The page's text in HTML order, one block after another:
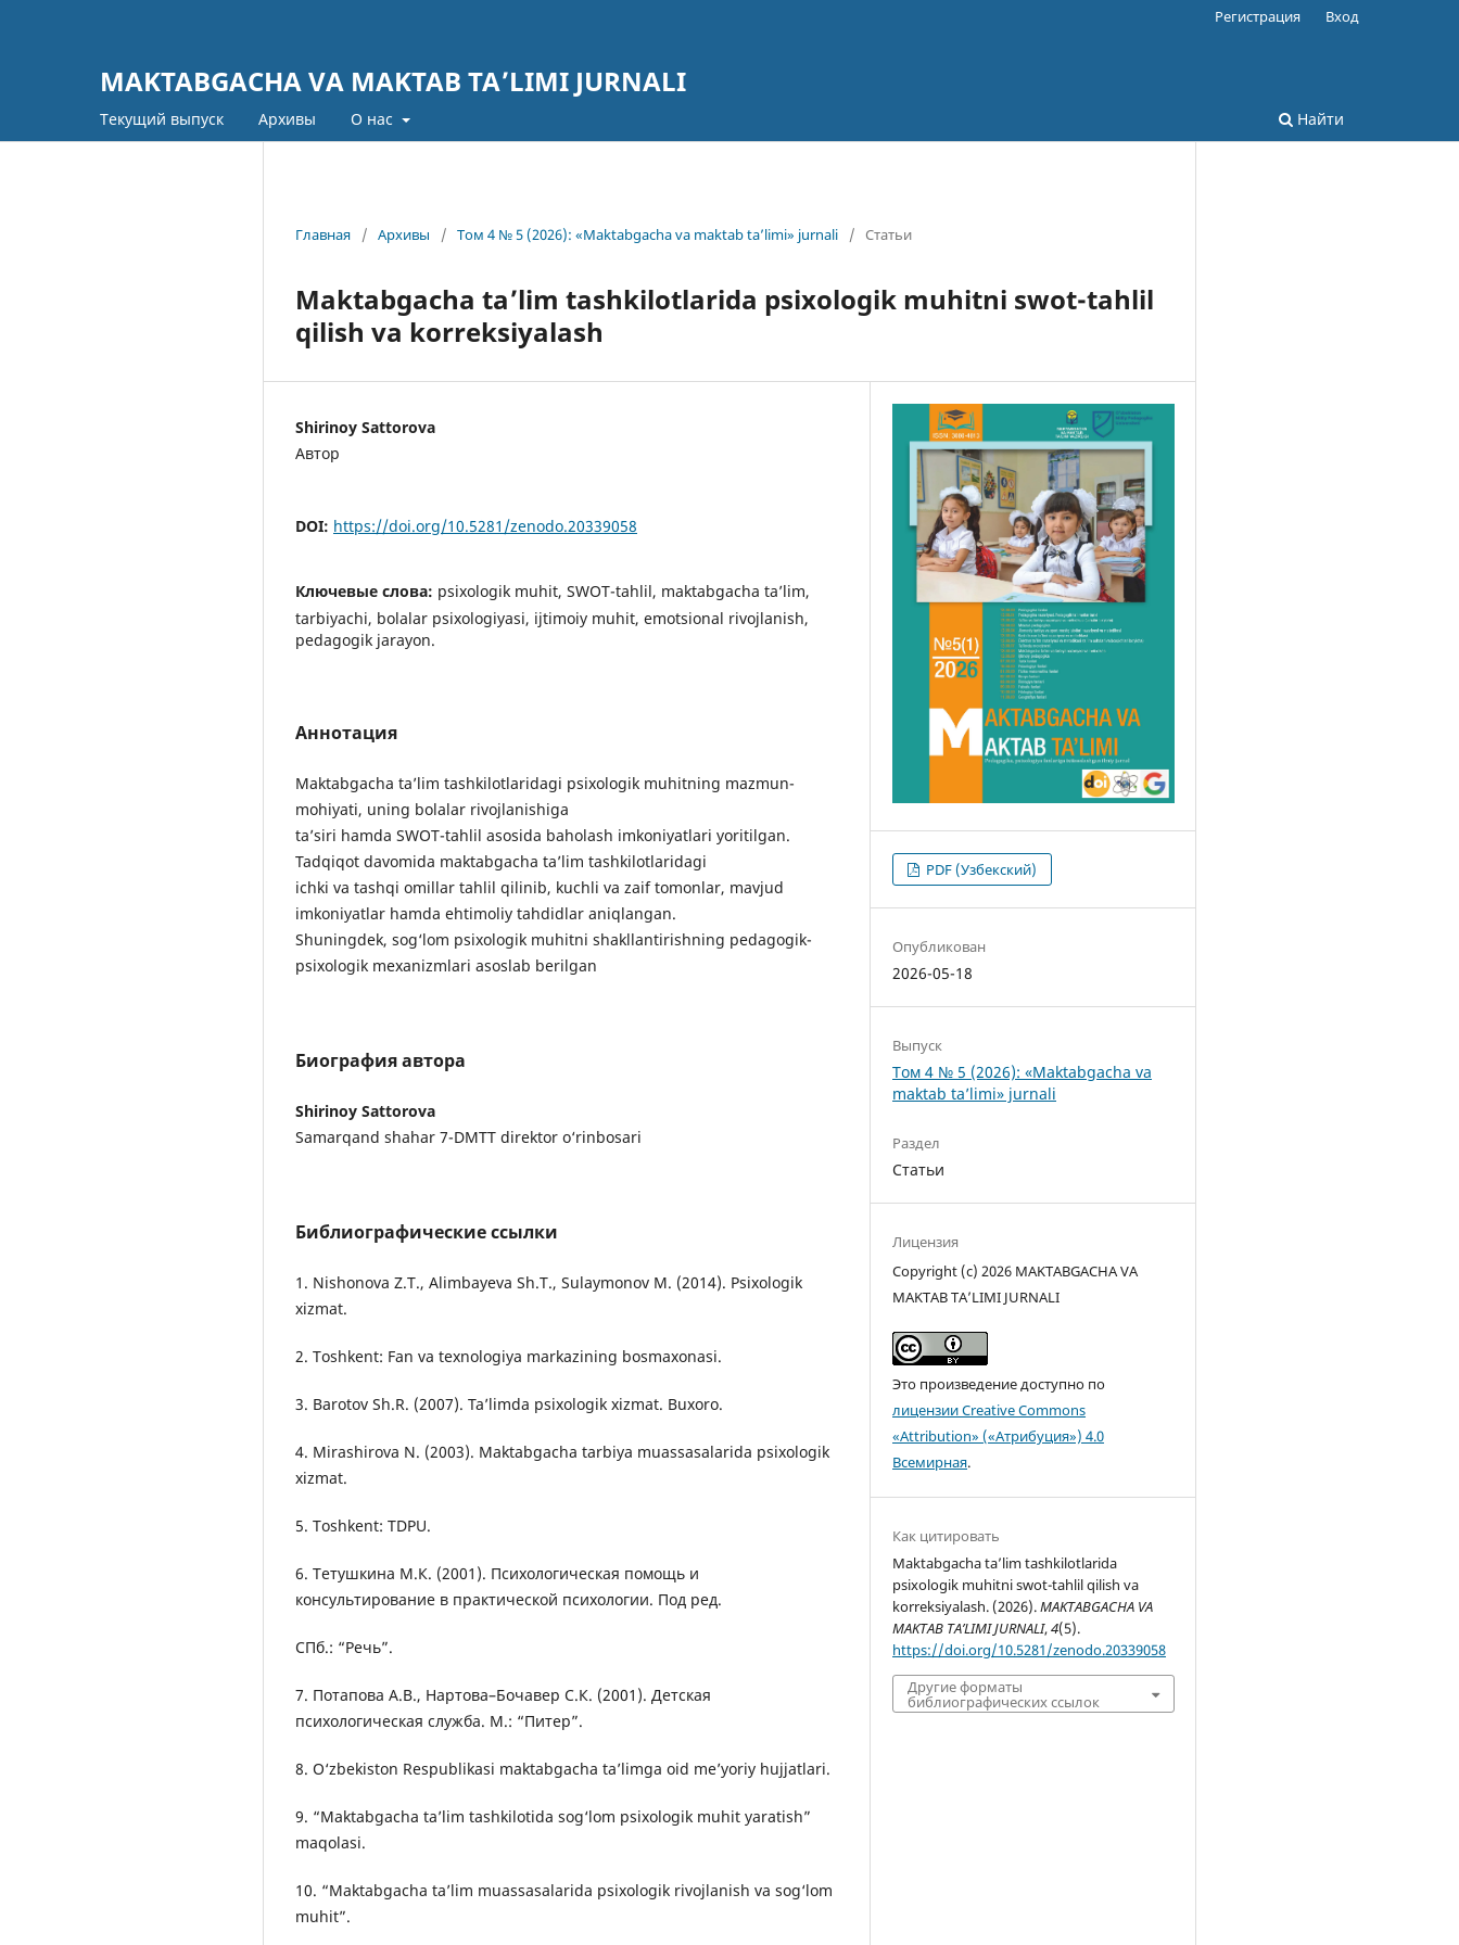
MAKTABGACHA VA MAKTAB TA’LIMI JURNALI
Текущий выпуск Архивы О нас Найти
Регистрация Вход
Главная / Архивы / Том 4 № 5 (2026): «Maktabgacha va maktab ta’limi» jurnali / Статьи
Maktabgacha ta’lim tashkilotlarida psixologik muhitni swot-tahlil
qilish va korreksiyalash
Shirinoy Sattorova
Автор
DOI: https://doi.org/10.5281/zenodo.20339058
Ключевые слова: psixologik muhit, SWOT-tahlil, maktabgacha ta’lim,
tarbiyachi, bolalar psixologiyasi, ijtimoiy muhit, emotsional rivojlanish,
pedagogik jarayon.
Аннотация
Maktabgacha ta’lim tashkilotlaridagi psixologik muhitning mazmun-
mohiyati, uning bolalar rivojlanishiga
ta’siri hamda SWOT-tahlil asosida baholash imkoniyatlari yoritilgan.
Tadqiqot davomida maktabgacha ta’lim tashkilotlaridagi
ichki va tashqi omillar tahlil qilinib, kuchli va zaif tomonlar, mavjud
imkoniyatlar hamda ehtimoliy tahdidlar aniqlangan.
Shuningdek, sog‘lom psixologik muhitni shakllantirishning pedagogik-
psixologik mexanizmlari asoslab berilgan
Биография автора
Shirinoy Sattorova
Samarqand shahar 7-DMTT direktor o‘rinbosari
Библиографические ссылки
1. Nishonova Z.T., Alimbayeva Sh.T., Sulaymonov M. (2014). Psixologik
xizmat.
2. Toshkent: Fan va texnologiya markazining bosmaxonasi.
3. Barotov Sh.R. (2007). Ta’limda psixologik xizmat. Buxoro.
4. Mirashirova N. (2003). Maktabgacha tarbiya muassasalarida psixologik
xizmat.
5. Toshkent: TDPU.
6. Тетушкина М.К. (2001). Психологическая помощь и
консультирование в практической психологии. Под ред.
СПб.: “Речь”.
7. Потапова А.В., Нартова–Бочавер С.К. (2001). Детская
психологическая служба. М.: “Питер”.
8. O‘zbekiston Respublikasi maktabgacha ta’limga oid me’yoriy hujjatlari.
9. “Maktabgacha ta’lim tashkilotida sog‘lom psixologik muhit yaratish”
maqolasi.
10. “Maktabgacha ta’lim muassasalarida psixologik rivojlanish va sog‘lom
muhit”.
PDF (Узбекский)
Опубликован
2026-05-18
Выпуск
Том 4 № 5 (2026): «Maktabgacha va
maktab ta’limi» jurnali
Раздел
Статьи
Лицензия
Copyright (c) 2026 MAKTABGACHA VA
MAKTAB TA’LIMI JURNALI
Это произведение доступно по
лицензии Creative Commons
«Attribution» («Атрибуция») 4.0
Всемирная.
Как цитировать
Maktabgacha ta’lim tashkilotlarida
psixologik muhitni swot-tahlil qilish va
korreksiyalash. (2026).MAKTABGACHA VA
MAKTAB TA’LIMI JURNALI,4(5).
https://doi.org/10.5281/zenodo.20339058
Другие форматы
библиографических ссылок